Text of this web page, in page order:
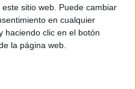
sitio web. Puede cambiar
en cualquier
haciendo clic en el botón
la página web.